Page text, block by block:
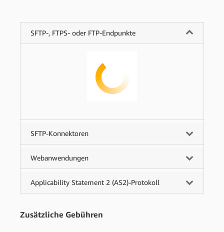
SFTP-, FTPS- oder FTP-Endpunkte
SFTP-Konnektoren
Webanwendungen
Applicability Statement 2 (AS2)-Protokoll
Zusätzliche Gebühren